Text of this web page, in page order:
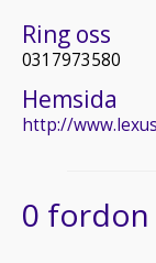
Ring oss
0317973580
Hemsida
http://
0 fordon